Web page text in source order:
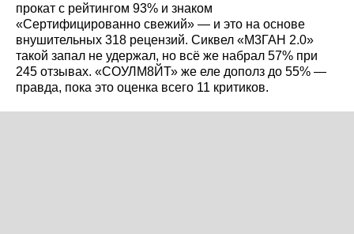
прокат с рейтингом 93% и знаком
«Сертифицированно свежий» — и это на основе
внушительных 318 рецензий. Сиквел «М3ГАН 2.0»
такой запал не удержал, но всё же набрал 57% при
245 отзывах. «СОУЛМ8ЙТ» же еле дополз до 55% —
правда, пока это оценка всего 11 критиков.